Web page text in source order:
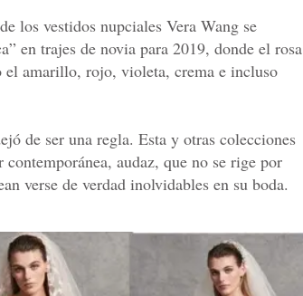
los vestidos nupciales Vera Wang se
en trajes de novia para 2019, donde el rosa
el amarillo, rojo, violeta, crema e incluso
de ser una regla. Esta y otras colecciones
audaz, que no se rige por
verse de verdad inolvidables en su boda.